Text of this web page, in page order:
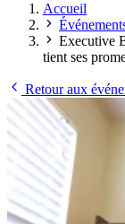
Accueil
Executive
tient ses
Retour aux